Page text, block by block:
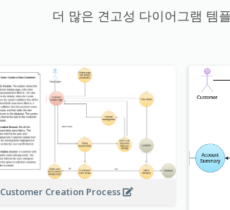
더 많은 견고성 다이어그램 템
Customer Creation Process